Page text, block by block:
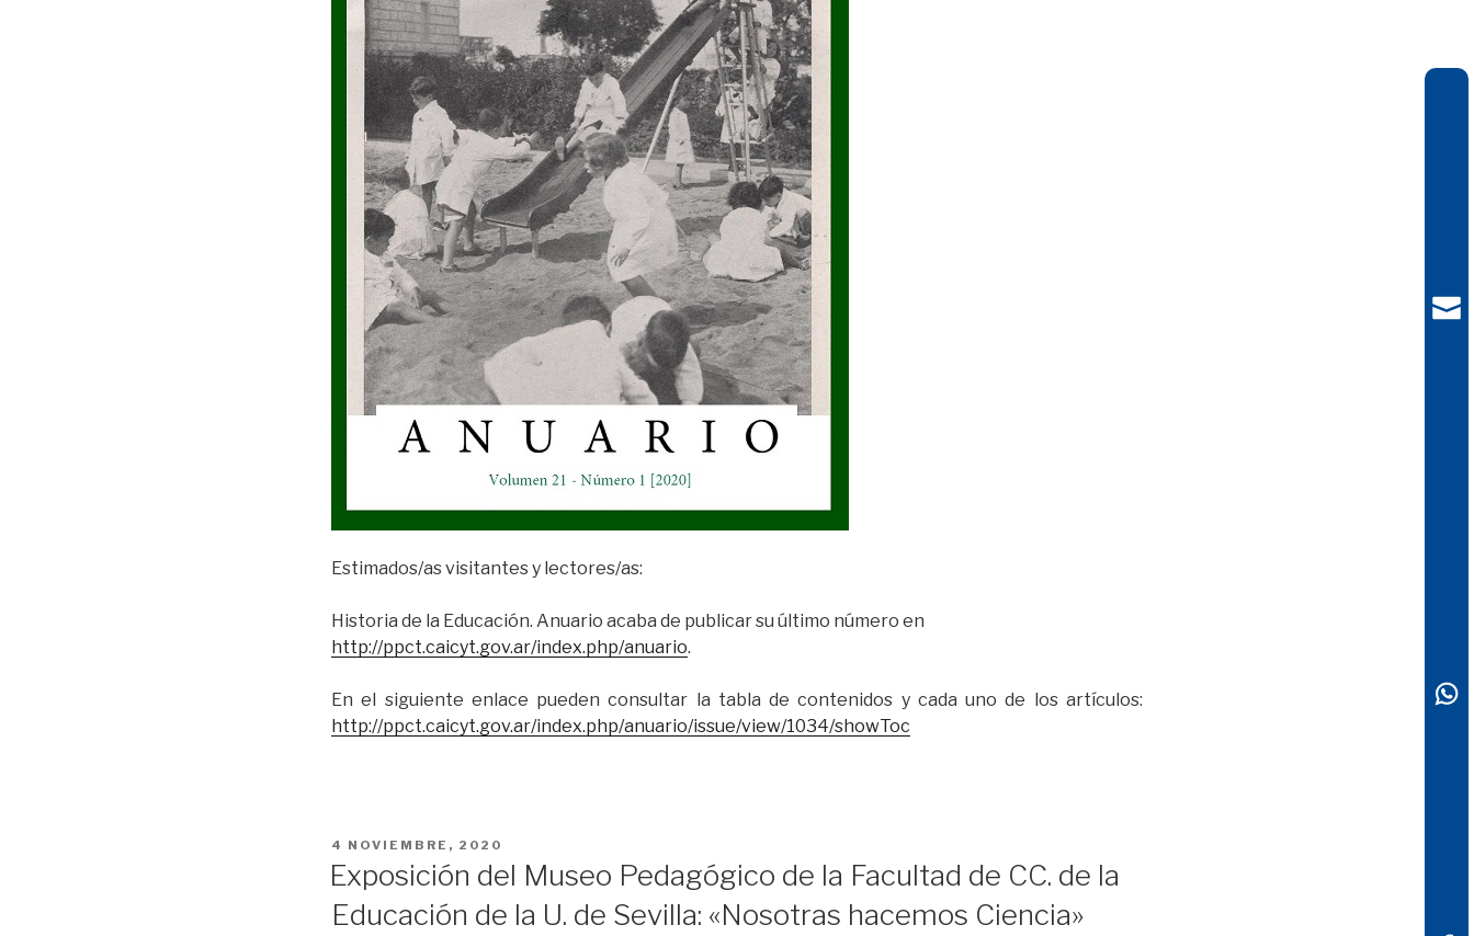
Estimados/as visitantes y lectores/as:
Historia de la Educación. Anuario acaba de publicar su último número en
http://ppct.caicyt.gov.ar/index.php/anuario.
En el siguiente enlace pueden consultar la tabla de contenidos y cada uno de los artículos:
http://ppct.caicyt.gov.ar/index.php/anuario/issue/view/1034/showToc
PUBLICADO
4 NOVIEMBRE, 2020
Exposición del Museo Pedagógico de la Facultad de CC. de la
Educación de la U. de Sevilla: «Nosotras hacemos Ciencia»